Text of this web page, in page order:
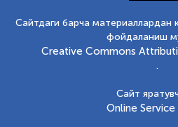
Сайтдаги барча материаллардан
фойдаланиш
Creative Commons
.
Сайт
Online Service